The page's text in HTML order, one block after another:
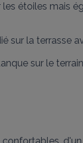
étoiles mais
sur la terrasse
sur le